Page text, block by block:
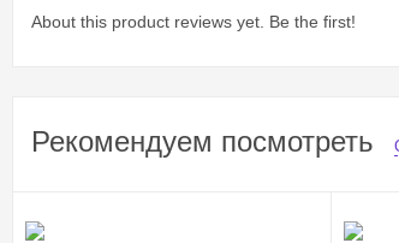
About this product reviews yet. Be the first!
Рекомендуем посмотреть